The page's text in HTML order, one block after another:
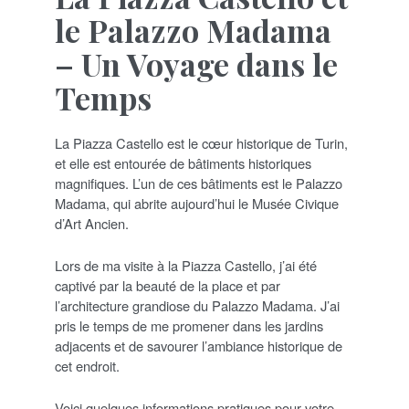
le Palazzo Madama
– Un Voyage dans le
Temps
La Piazza Castello est le cœur historique de Turin,
et elle est entourée de bâtiments historiques
magnifiques. L’un de ces bâtiments est le Palazzo
Madama, qui abrite aujourd’hui le Musée Civique
d’Art Ancien.
Lors de ma visite à la Piazza Castello, j’ai été
captivé par la beauté de la place et par
l’architecture grandiose du Palazzo Madama. J’ai
pris le temps de me promener dans les jardins
adjacents et de savourer l’ambiance historique de
cet endroit.